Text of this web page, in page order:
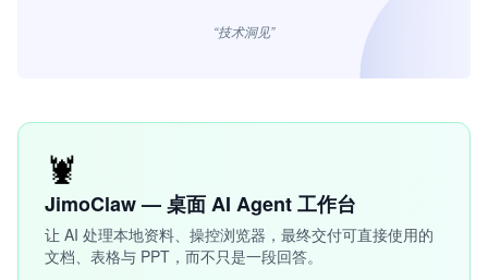
“技术洞见”
🦞
JimoClaw — 桌面 AI Agent 工作台
让 AI 处理本地资料、操控浏览器，最终交付可直接使用的
文档、表格与 PPT，而不只是一段回答。